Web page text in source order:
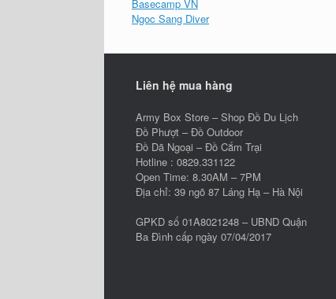
Basecamp VN
Ngoc Sang Diver
Liên hệ mua hàng
Army Box Store – Shop Đồ Du Lịch
Đồ Phượt – Đồ Outdoor
Đồ Dã Ngoại – Đồ Cắm Trại
Hotline : 0829.331122
Open Time: 8.30AM – 7PM
Địa chỉ: 39 ngõ 87 Láng Hạ – Hà Nội
GPKD số 01A8021248 – UBND Quận
Ba Đình cấp ngày 07/04/2017